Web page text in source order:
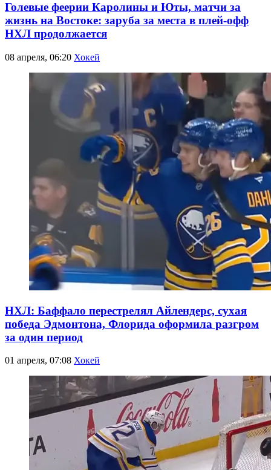
Голевые феерии Каролины и Юты, матчи за
жизнь на Востоке: заруба за места в плей-офф
НХЛ продолжается
08 апреля, 06:20 Хокей
НХЛ: Баффало перестрелял Айлендерс, сухая
победа Эдмонтона, Флорида оформила разгром
за один период
01 апреля, 07:08 Хокей